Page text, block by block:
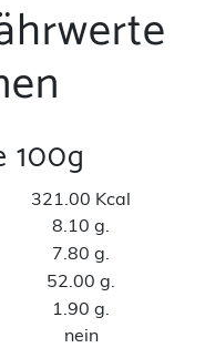
100g
321.00 Kcal
8.10 g.
7.80 g.
52.00 g.
1.90 g.
nein